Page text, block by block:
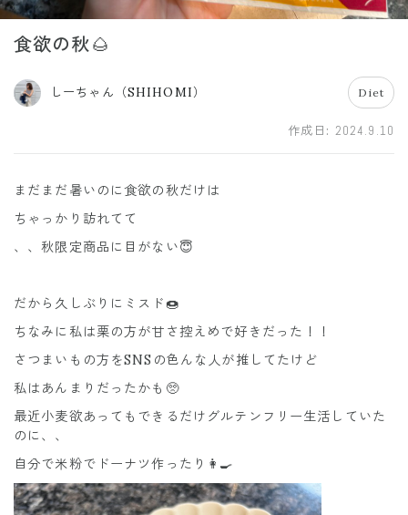
食欲の秋🌰
しーちゃん（SHIHOMI） Diet
作成日: 2024.9.10
まだまだ暑いのに食欲の秋だけは
ちゃっかり訪れてて
、、秋限定商品に目がない😇
だから久しぶりにミスド🍩
ちなみに私は栗の方が甘さ控えめで好きだった！！
さつまいもの方をSNSの色んな人が推してたけど
私はあんまりだったかも🥺
最近小麦欲あってもできるだけグルテンフリー生活していた
のに、、
自分で米粉でドーナツ作ったり👩‍🍳